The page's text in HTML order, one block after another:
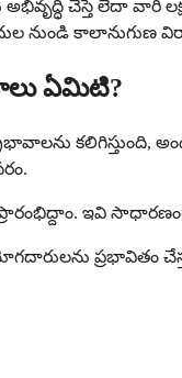
అభివృద్ధి చేస్తే లేదా
నుండి
ఏమిటి?
కలిగిస్తుంది,
ఇవి
ప్రభావితం